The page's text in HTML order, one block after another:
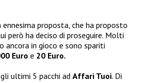
proposta, che ha proposto
però ha deciso di proseguire. Molti
ancora in gioco e sono spariti
Euro e 20 Euro.
ultimi 5 pacchi ad Affari Tuoi. Di